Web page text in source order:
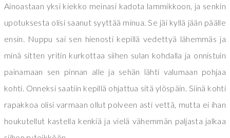
Ainoastaan yksi kiekko meinasi kadota lammikkoon, ja senkin
upotuksesta olisi saanut syyttää minua. Se jäi kyllä jään päälle
ensin. Nuppu sai sen hienosti kepillä vedettyä lähemmäs ja
minä sitten yritin kurkottaa siihen sulan kohdalla ja onnistuin
painamaan sen pinnan alle ja sehän lähti valumaan pohjaa
kohti. Onneksi saatiin kepillä ohjattua sitä ylöspäin. Siinä kohti
rapakkoa olisi varmaan ollut polveen asti vettä, mutta ei ihan
houkutellut kastella kenkiä ja vielä vähemmän paljasta jalkaa